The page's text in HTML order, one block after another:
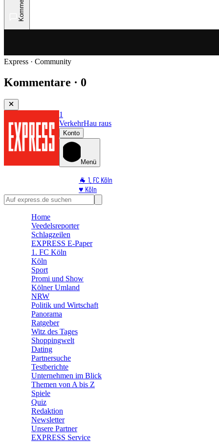
Express · Community
Kommentare · 0
1
VerkehrHau raus
Konto
Menü
🐐 1. FC Köln
♥️ Köln
⭐ Promi
🛒 Shoppingwelt
Home
Veedelsreporter
Schlagzeilen
EXPRESS E-Paper
1. FC Köln
Köln
Sport
Promi und Show
Kölner Umland
NRW
Politik und Wirtschaft
Panorama
Ratgeber
Witz des Tages
Shoppingwelt
Dating
Partnersuche
Testberichte
Unternehmen im Blick
Themen von A bis Z
Spiele
Quiz
Redaktion
Newsletter
Unsere Partner
EXPRESS Service